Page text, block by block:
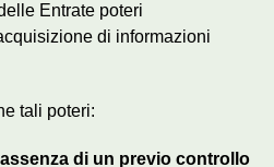
Entrate poteri
di informazioni
tali poteri:
di un previo controllo